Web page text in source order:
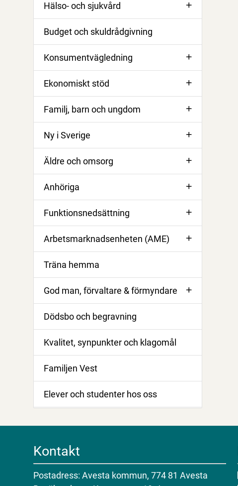
Hälso- och sjukvård
Budget och skuldrådgivning
Konsumentvägledning
Ekonomiskt stöd
Familj, barn och ungdom
Ny i Sverige
Äldre och omsorg
Anhöriga
Funktionsnedsättning
Arbetsmarknadsenheten (AME)
Träna hemma
God man, förvaltare & förmyndare
Dödsbo och begravning
Kvalitet, synpunkter och klagomål
Familjen Vest
Elever och studenter hos oss
Kontakt
Postadress: Avesta kommun, 774 81 Avesta